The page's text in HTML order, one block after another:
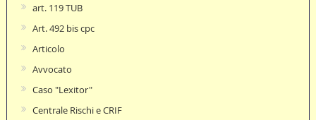
art. 119 TUB
Art. 492 bis cpc
Articolo
Avvocato
Caso "Lexitor"
Centrale Rischi e CRIF